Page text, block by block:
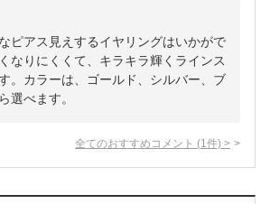
ピアス見えするイヤリングはいかがで
なりにくくて、キラキラ輝くラインス
。カラーは、ゴールド、シルバー、ブ
選べます。
全てのおすすめコメント (1 件) >